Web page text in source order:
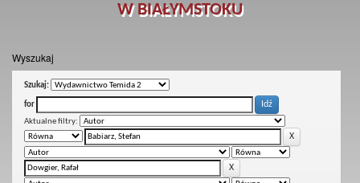
W BIAŁYMSTOKU
Wyszukaj
Szukaj:
for
Aktualne filtry: